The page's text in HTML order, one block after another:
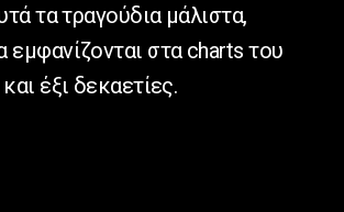
τα τραγούδια μάλιστα,
εμφανίζονται στα charts του
έξι δεκαετίες.